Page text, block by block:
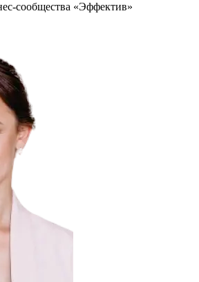
сообщества «Эффектив»